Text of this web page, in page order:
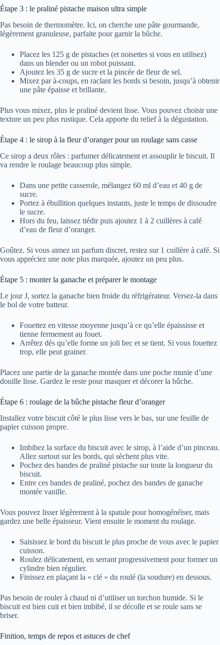
Étape 3 : le praliné pistache maison ultra simple
Pas besoin de thermomètre. Ici, on cherche une pâte gourmande,
légèrement granuleuse, parfaite pour garnir la bûche.
Placez les 125 g de pistaches (et noisettes si vous en utilisez)
dans un blender ou un robot puissant.
Ajoutez les 35 g de sucre et la pincée de fleur de sel.
Mixez par à-coups, en raclant les bords si besoin, jusqu’à obtenir
une pâte épaisse et brillante.
Plus vous mixez, plus le praliné devient lisse. Vous pouvez choisir une
texture un peu plus rustique. Cela apporte du relief à la dégustation.
Étape 4 : le sirop à la fleur d’oranger pour un roulage sans casse
Ce sirop a deux rôles : parfumer délicatement et assouplir le biscuit. Il
va rendre le roulage beaucoup plus simple.
Dans une petite casserole, mélangez 60 ml d’eau et 40 g de
sucre.
Portez à ébullition quelques instants, juste le temps de dissoudre
le sucre.
Hors du feu, laissez tiédir puis ajoutez 1 à 2 cuillères à café
d’eau de fleur d’oranger.
Goûtez. Si vous aimez un parfum discret, restez sur 1 cuillère à café. Si
vous appréciez une note plus marquée, ajoutez un peu plus.
Étape 5 : monter la ganache et préparer le montage
Le jour J, sortez la ganache bien froide du réfrigérateur. Versez-la dans
le bol de votre batteur.
Fouettez en vitesse moyenne jusqu’à ce qu’elle épaississe et
tienne fermement au fouet.
Arrêtez dès qu’elle forme un joli bec et se tient. Si vous fouettez
trop, elle peut grainer.
Placez une partie de la ganache montée dans une poche munie d’une
douille lisse. Gardez le reste pour masquer et décorer la bûche.
Étape 6 : roulage de la bûche pistache fleur d’oranger
Installez votre biscuit côté le plus lisse vers le bas, sur une feuille de
papier cuisson propre.
Imbibez la surface du biscuit avec le sirop, à l’aide d’un pinceau.
Allez surtout sur les bords, qui sèchent plus vite.
Pochez des bandes de praliné pistache sur toute la longueur du
biscuit.
Entre ces bandes de praliné, pochez des bandes de ganache
montée vanille.
Vous pouvez lisser légèrement à la spatule pour homogénéiser, mais
gardez une belle épaisseur. Vient ensuite le moment du roulage.
Saisissez le bord du biscuit le plus proche de vous avec le papier
cuisson.
Roulez délicatement, en serrant progressivement pour former un
cylindre bien régulier.
Finissez en plaçant la « clé » du roulé (la soudure) en dessous.
Pas besoin de rouler à chaud ni d’utiliser un torchon humide. Si le
biscuit est bien cuit et bien imbibé, il se décolle et se roule sans se
briser.
Finition, temps de repos et astuces de chef